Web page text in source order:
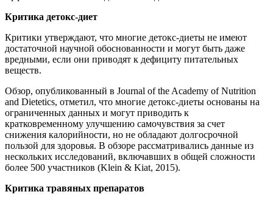
Критика детокс-диет
Критики утверждают, что многие детокс-диеты не имеют
достаточной научной обоснованности и могут быть даже
вредными, если они приводят к дефициту питательных
веществ.
Обзор, опубликованный в Journal of the Academy of Nutrition
and Dietetics, отметил, что многие детокс-диеты основаны на
ограниченных данных и могут приводить к
кратковременному улучшению самочувствия за счет
снижения калорийности, но не обладают долгосрочной
пользой для здоровья. В обзоре рассматривались данные из
нескольких исследований, включавших в общей сложности
более 500 участников (Klein & Kiat, 2015).
Критика травяных препаратов